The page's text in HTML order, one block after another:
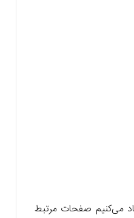
می‌کنیم صفحات مرتبط